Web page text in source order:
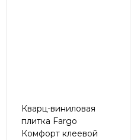
Кварц-виниловая
плитка Fargo
Комфорт клеевой